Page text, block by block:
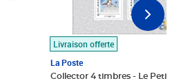
Livraison offerte
La Poste
Collector 4 timbres - Le Petit